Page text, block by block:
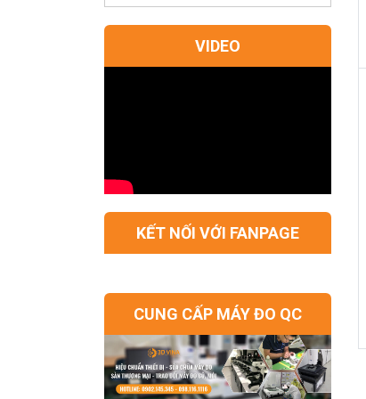
VIDEO
KẾT NỐI VỚI FANPAGE
CUNG CẤP MÁY ĐO QC